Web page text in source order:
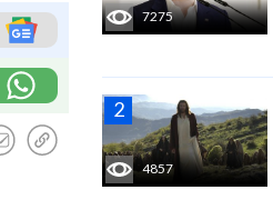
7275
4857